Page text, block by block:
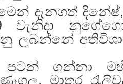
දැනගත්
වැනිදා
ලබන්නේ
ගන්නා
මාතර